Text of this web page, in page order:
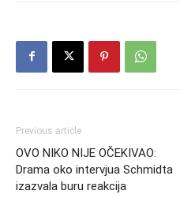
Previous article
OVO NIKO NIJE OČEKIVAO:
Drama oko intervjua Schmidta
izazvala buru reakcija